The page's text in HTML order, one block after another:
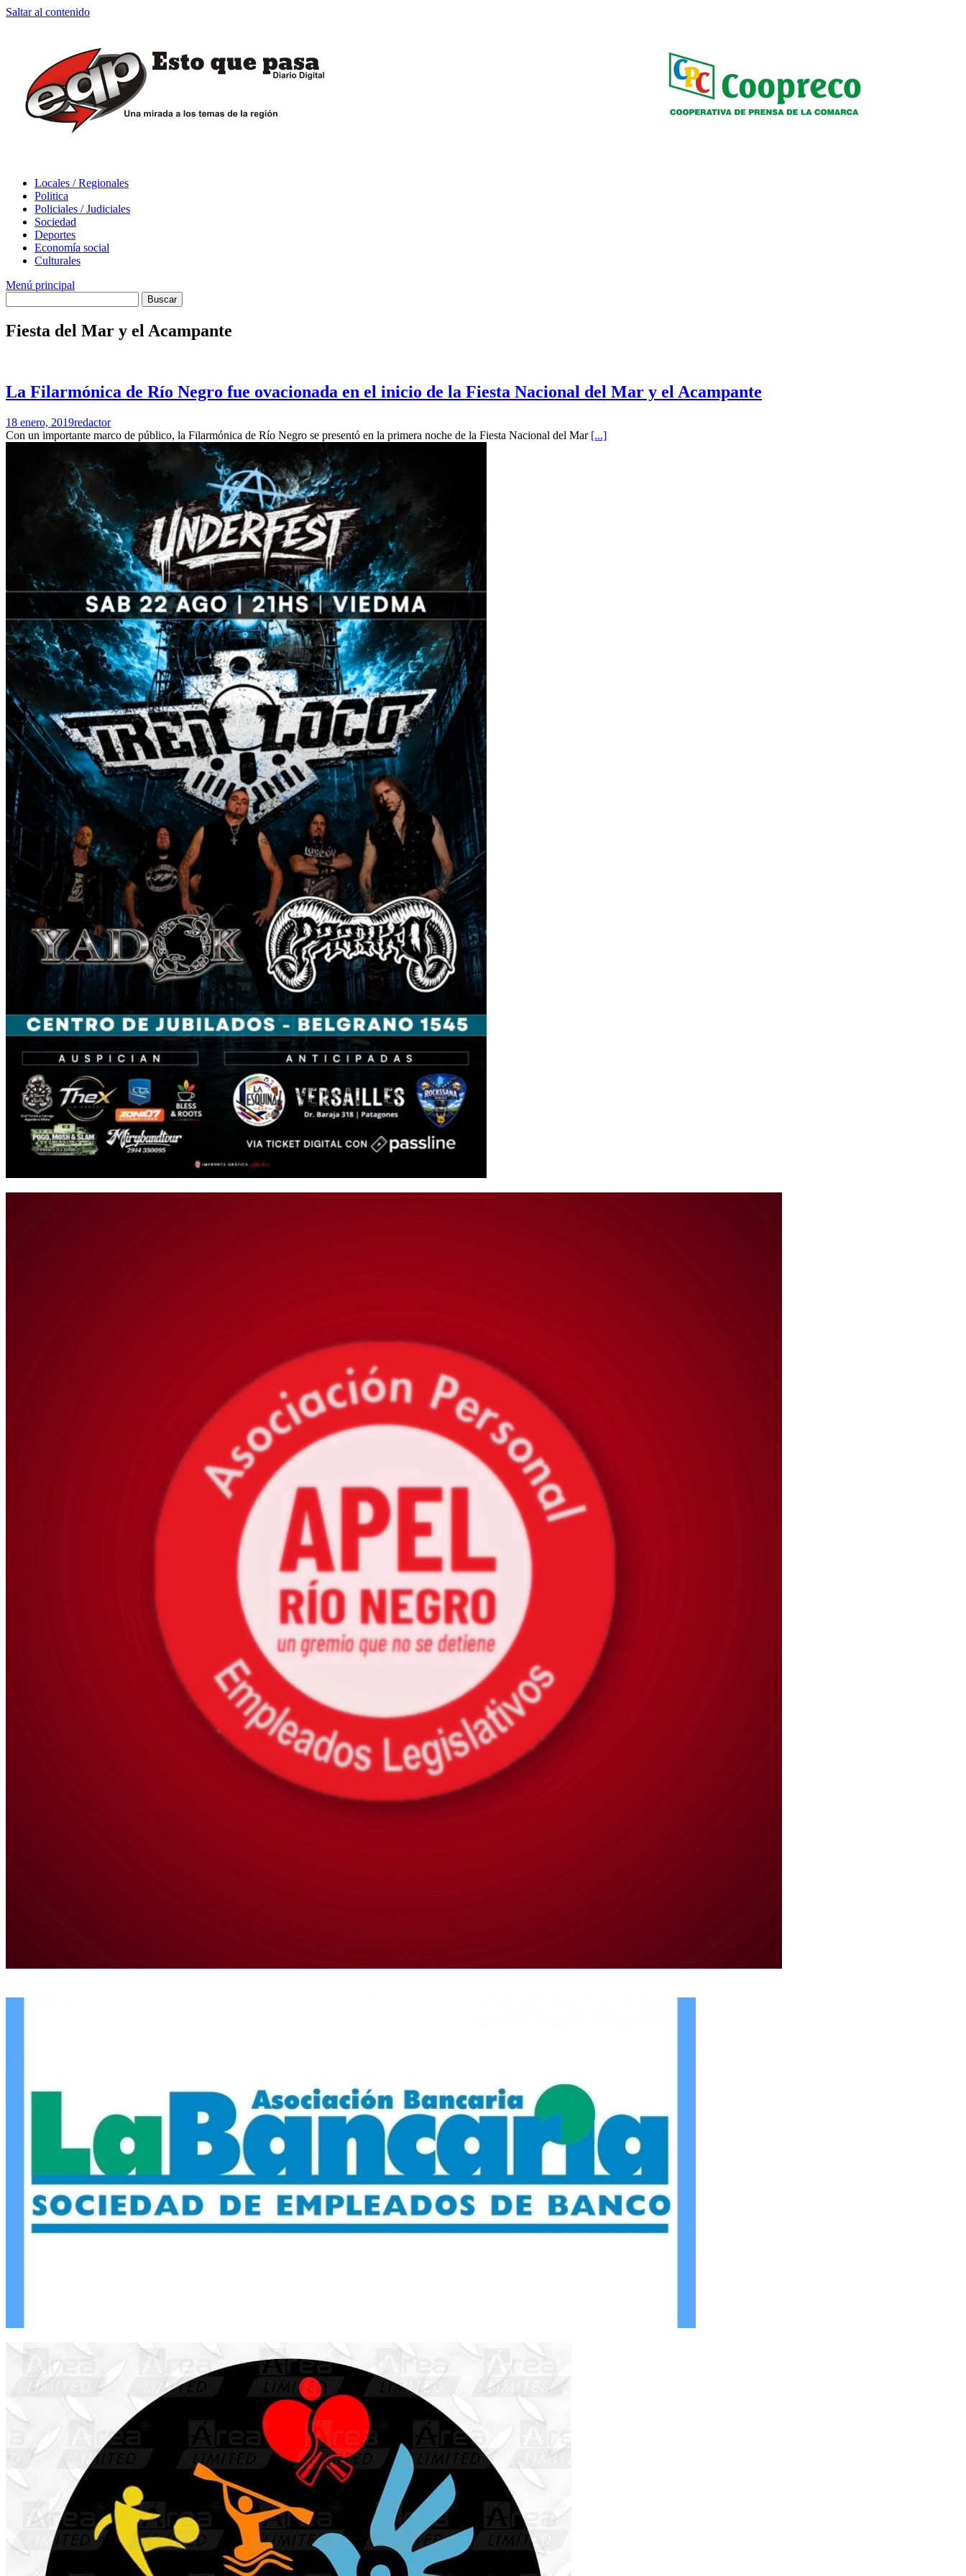
Saltar al contenido
Locales / Regionales
Politica
Policiales / Judiciales
Sociedad
Deportes
Economía social
Culturales
Menú principal
Fiesta del Mar y el Acampante
La Filarmónica de Río Negro fue ovacionada en el inicio de la Fiesta Nacional del Mar y el Acampante
18 enero, 2019redactor
Con un importante marco de público, la Filarmónica de Río Negro se presentó en la primera noche de la Fiesta Nacional del Mar [...]